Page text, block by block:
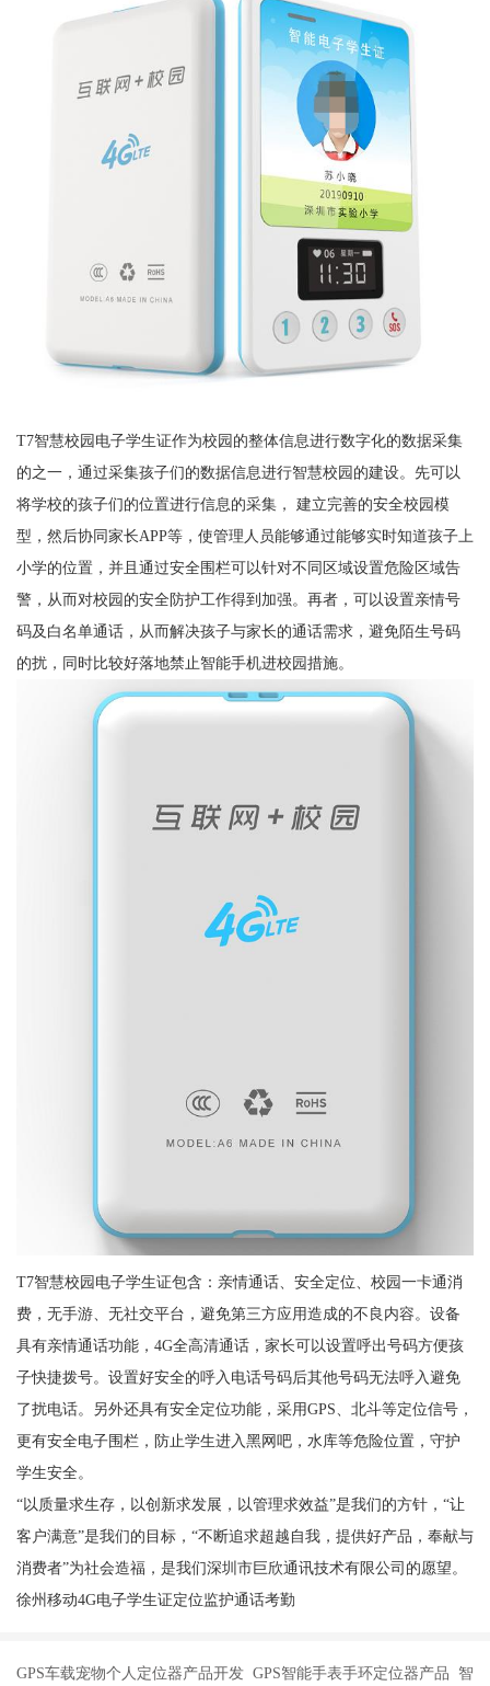
T7智慧校园电子学生证作为校园的整体信息进行数字化的数据采集
的之一，通过采集孩子们的数据信息进行智慧校园的建设。先可以
将学校的孩子们的位置进行信息的采集， 建立完善的安全校园模
型，然后协同家长APP等，使管理人员能够通过能够实时知道孩子上
小学的位置，并且通过安全围栏可以针对不同区域设置危险区域告
警，从而对校园的安全防护工作得到加强。再者，可以设置亲情号
码及白名单通话，从而解决孩子与家长的通话需求，避免陌生号码
的扰，同时比较好落地禁止智能手机进校园措施。
T7智慧校园电子学生证包含：亲情通话、安全定位、校园一卡通消
费，无手游、无社交平台，避免第三方应用造成的不良内容。设备
具有亲情通话功能，4G全高清通话，家长可以设置呼出号码方便孩
子快捷拨号。设置好安全的呼入电话号码后其他号码无法呼入避免
了扰电话。另外还具有安全定位功能，采用GPS、北斗等定位信号，
更有安全电子围栏，防止学生进入黑网吧，水库等危险位置，守护
学生安全。
“以质量求生存，以创新求发展，以管理求效益”是我们的方针，“让
客户满意”是我们的目标，“不断追求超越自我，提供好产品，奉献与
消费者”为社会造福，是我们深圳市巨欣通讯技术有限公司的愿望。
徐州移动4G电子学生证定位监护通话考勤
GPS车载宠物个人定位器产品开发 GPS智能手表手环定位器产品 智